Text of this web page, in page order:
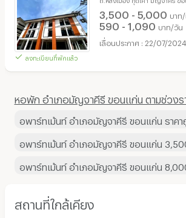
ลงทะเบียนที่พักแล้ว
3,500 - 5,000 บาท/
590 - 1,090 บาท/วัน
22/07/2024
หอพัก อำเภอมัญจาคีรี ขอนแก่น ตามช่วงร
อพาร์ทเม้นท์ อำเภอมัญจาคีรี ขอนแก่น ราคา
อพาร์ทเม้นท์ อำเภอมัญจาคีรี ขอนแก่น
อพาร์ทเม้นท์ อำเภอมัญจาคีรี ขอนแก่น
สถานที่ใกล้เคียง